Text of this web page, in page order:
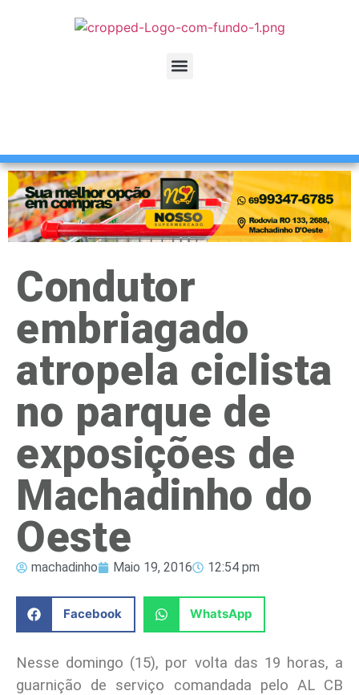
Condutor
embriagado
atropela ciclista
no parque de
exposições de
Machadinho do
Oeste
machadinho Maio 19, 2016 12:54 pm
Facebook WhatsApp
Nesse domingo (15), por volta das 19 horas, a
guarnição de serviço comandada pelo AL CB